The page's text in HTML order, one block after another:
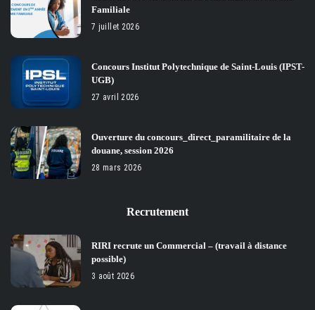
Familiale
7 juillet 2026
Concours Institut Polytechnique de Saint-Louis (IPST-
UGB)
27 avril 2026
Ouverture du concours_direct_paramilitaire de la
douane, session 2026
28 mars 2026
Recrutement
RIRI recrute un Commercial – (travail à distance
possible)
3 août 2026